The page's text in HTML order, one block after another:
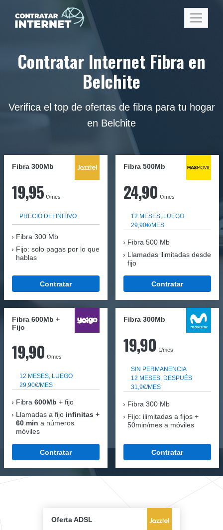
Contratar Internet Fibra en
Belchite
Verifica el top de ofertas de fibra para tu hogar
en Belchite
Fibra 300Mb
19,95 €/mes
PRECIO DEFINITIVO
Fibra 300 Mb
Fijo: solo pagas por lo que
hablas
Contratar
Fibra 500Mb
24,90 €/mes
12 MESES, LUEGO
29,90€/MES
Fibra 500 Mb
Llamadas ilimitadas desde
fijo
Contratar
Fibra 600Mb +
Fijo
19,90 €/mes
12 MESES, LUEGO
29,90€/MES
Fibra 600Mb + fijo
Llamadas a fijo infinitas +
60 min a números
móviles
Contratar
Fibra 300Mb
19,90 €/mes
SIN PERMANENCIA
12 MESES, DESPUÉS
31,9€/MES
Fibra 300 Mb
Fijo: ilimitadas a fijos +
50min/mes a móviles
Contratar
Oferta ADSL